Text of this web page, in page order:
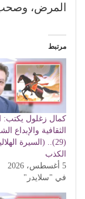
المرض،
مرتبط
كمال زغلول يكتب:
الثقافية والإبداع
(29).. (السيرة
الكذب
5 أغسطس، 2026
في "سلايدر"